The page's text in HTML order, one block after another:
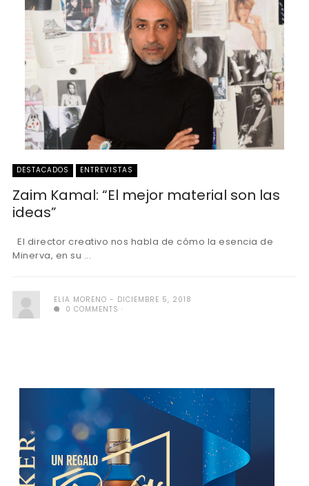
DESTACADOS ENTREVISTAS
Zaim Kamal: “El mejor material son las
ideas”
El director creativo nos habla de cómo la esencia de
Minerva, en su ...
ELIA MORENO
DICIEMBRE 5, 2018
0 COMMENTS